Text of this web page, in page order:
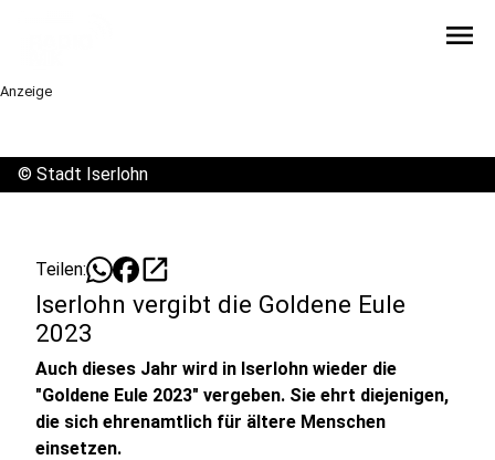
menu
Anzeige
© Stadt Iserlohn
Teilen: open_in_new
Iserlohn vergibt die Goldene Eule
2023
Auch dieses Jahr wird in Iserlohn wieder die
"Goldene Eule 2023" vergeben. Sie ehrt diejenigen,
die sich ehrenamtlich für ältere Menschen
einsetzen.